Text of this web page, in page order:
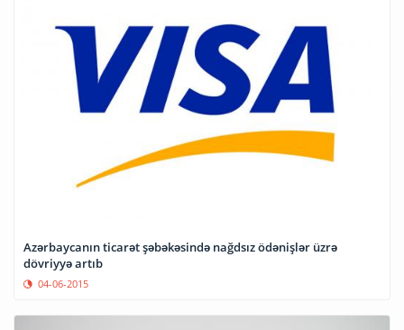
Azərbaycanın ticarət şəbəkəsində nağdsız ödənişlər üzrə
dövriyyə artıb
04-06-2015